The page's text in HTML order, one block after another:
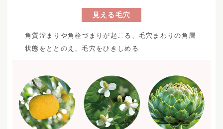
見える毛穴
角質溜まりや角栓づまりが起こる、毛穴まわりの角層
状態をととのえ、毛穴をひきしめる